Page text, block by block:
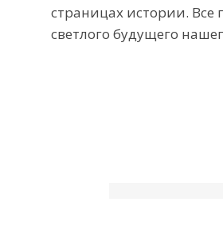
страницах истории. Все
светлого будущего